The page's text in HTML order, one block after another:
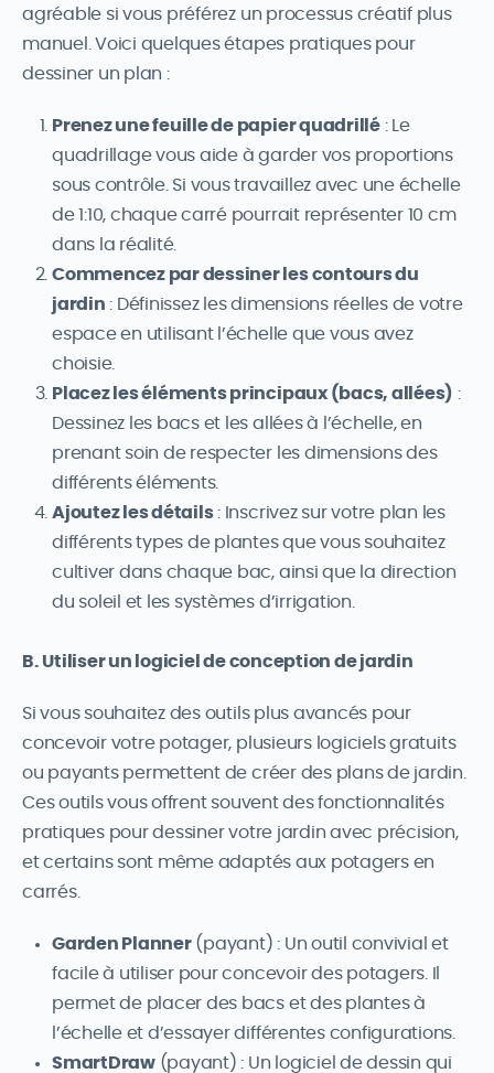
agréable si vous préférez un processus créatif plus
manuel. Voici quelques étapes pratiques pour
dessiner un plan :
Prenez une feuille de papier quadrillé: Le
quadrillage vous aide à garder vos proportions
sous contrôle. Si vous travaillez avec une échelle
de 1:10, chaque carré pourrait représenter 10 cm
dans la réalité.
Commencez par dessiner les contours du
jardin : Définissez les dimensions réelles de votre
espace en utilisant l’échelle que vous avez
choisie.
Placez les éléments principaux (bacs, allées) :
Dessinez les bacs et les allées à l’échelle, en
prenant soin de respecter les dimensions des
différents éléments.
Ajoutez les détails: Inscrivez sur votre plan les
différents types de plantes que vous souhaitez
cultiver dans chaque bac, ainsi que la direction
du soleil et les systèmes d’irrigation.
B. Utiliser un logiciel de conception de jardin
Si vous souhaitez des outils plus avancés pour
concevoir votre potager, plusieurs logiciels gratuits
ou payants permettent de créer des plans de jardin.
Ces outils vous offrent souvent des fonctionnalités
pratiques pour dessiner votre jardin avec précision,
et certains sont même adaptés aux potagers en
carrés.
Garden Planner(payant) : Un outil convivial et
facile à utiliser pour concevoir des potagers. Il
permet de placer des bacs et des plantes à
l’échelle et d’essayer différentes configurations.
SmartDraw(payant) : Un logiciel de dessin qui